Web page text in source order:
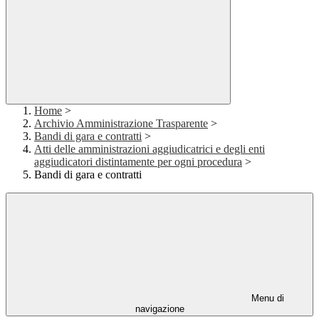
Home >
Archivio Amministrazione Trasparente >
Bandi di gara e contratti >
Atti delle amministrazioni aggiudicatrici e degli enti
aggiudicatori distintamente per ogni procedura >
Bandi di gara e contratti
Menu di
navigazione